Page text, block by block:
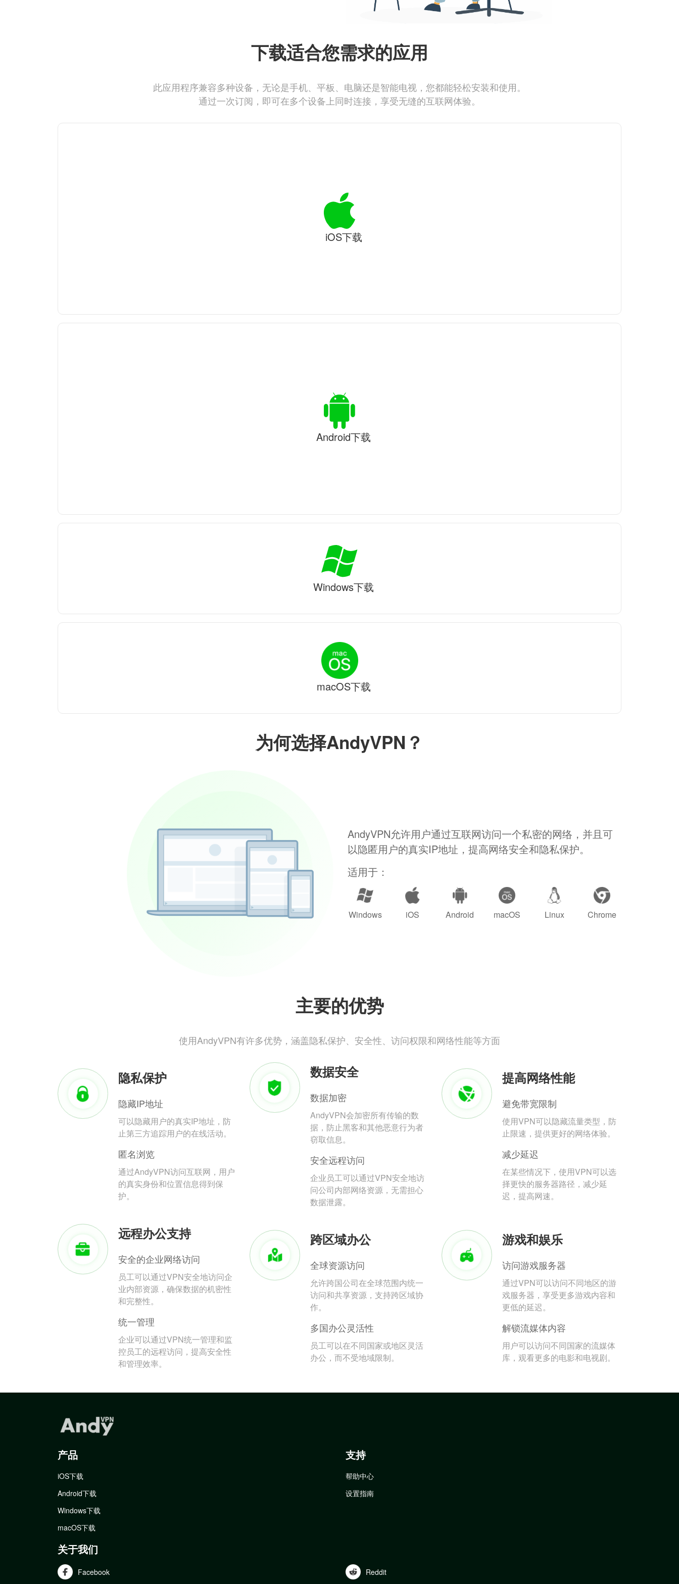
为何选择AndyVPN？
AndyVPN允许用户通过互联网访问一个私密的网络，并且可
以隐匿用户的真实IP地址，提高网络安全和隐私保护。
适用于：
Windows iOS Android macOS Linux Chrome
主要的优势
使用AndyVPN有许多优势，涵盖隐私保护、安全性、访问权限和网络性能等方面
隐私保护
隐藏IP地址
可以隐藏用户的真实IP地址，防
止第三方追踪用户的在线活动。
匿名浏览
通过AndyVPN访问互联网，用户
的真实身份和位置信息得到保
护。
数据安全
数据加密
AndyVPN会加密所有传输的数
据，防止黑客和其他恶意行为者
窃取信息。
安全远程访问
企业员工可以通过VPN安全地访
问公司内部网络资源，无需担心
数据泄露。
提高网络性能
避免带宽限制
使用VPN可以隐藏流量类型，防
止限速，提供更好的网络体验。
减少延迟
在某些情况下，使用VPN可以选
择更快的服务器路径，减少延
迟，提高网速。
远程办公支持
安全的企业网络访问
员工可以通过VPN安全地访问企
业内部资源，确保数据的机密性
和完整性。
统一管理
企业可以通过VPN统一管理和监
控员工的远程访问，提高安全性
和管理效率。
跨区域办公
全球资源访问
允许跨国公司在全球范围内统一
访问和共享资源，支持跨区域协
作。
多国办公灵活性
员工可以在不同国家或地区灵活
办公，而不受地域限制。
游戏和娱乐
访问游戏服务器
通过VPN可以访问不同地区的游
戏服务器，享受更多游戏内容和
更低的延迟。
解锁流媒体内容
用户可以访问不同国家的流媒体
库，观看更多的电影和电视剧。
下载适合您需求的应用
此应用程序兼容多种设备，无论是手机、平板、电脑还是智能电视，您都能轻松安装和使用。
通过一次订阅，即可在多个设备上同时连接，享受无缝的互联网体验。
iOS下载
Android下载
Windows下载
macOS下载
产品
iOS下载
Android下载
Windows下载
macOS下载
支持
帮助中心
设置指南
关于我们
Facebook Reddit